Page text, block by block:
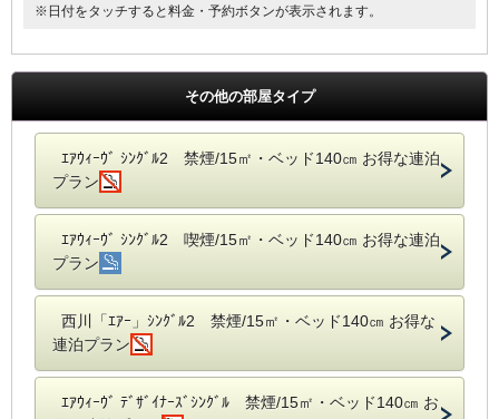
※日付をタッチすると料金・予約ボタンが表示されます。
その他の部屋タイプ
ｴｱｳｨｰｳﾞ ｼﾝｸﾞﾙ2 禁煙/15㎡・ベッド140㎝ お得な連泊
プラン
ｴｱｳｨｰｳﾞ ｼﾝｸﾞﾙ2 喫煙/15㎡・ベッド140㎝ お得な連泊
プラン
西川「ｴｱｰ」ｼﾝｸﾞﾙ2 禁煙/15㎡・ベッド140㎝ お得な
連泊プラン
ｴｱｳｨｰｳﾞ ﾃﾞｻﾞｲﾅｰｽﾞｼﾝｸﾞﾙ 禁煙/15㎡・ベッド140㎝ お